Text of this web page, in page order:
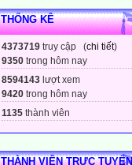
THỐNG KÊ
4373719 truy cập (chi tiết)
9350 trong hôm nay
8594143 lượt xem
9420 trong hôm nay
1135 thành viên
THÀNH VIÊN TRỰC TUYẾN